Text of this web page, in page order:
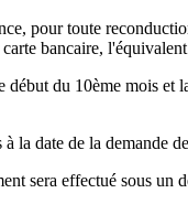
pour toute
bancaire,
du 10ème mois
la date de la demande
sera effectué sous un